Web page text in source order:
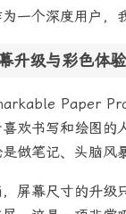
一个深度用户，
升级与彩色体验
Paper
欢书写和绘图的
做笔记、头脑风
，屏幕尺寸的升